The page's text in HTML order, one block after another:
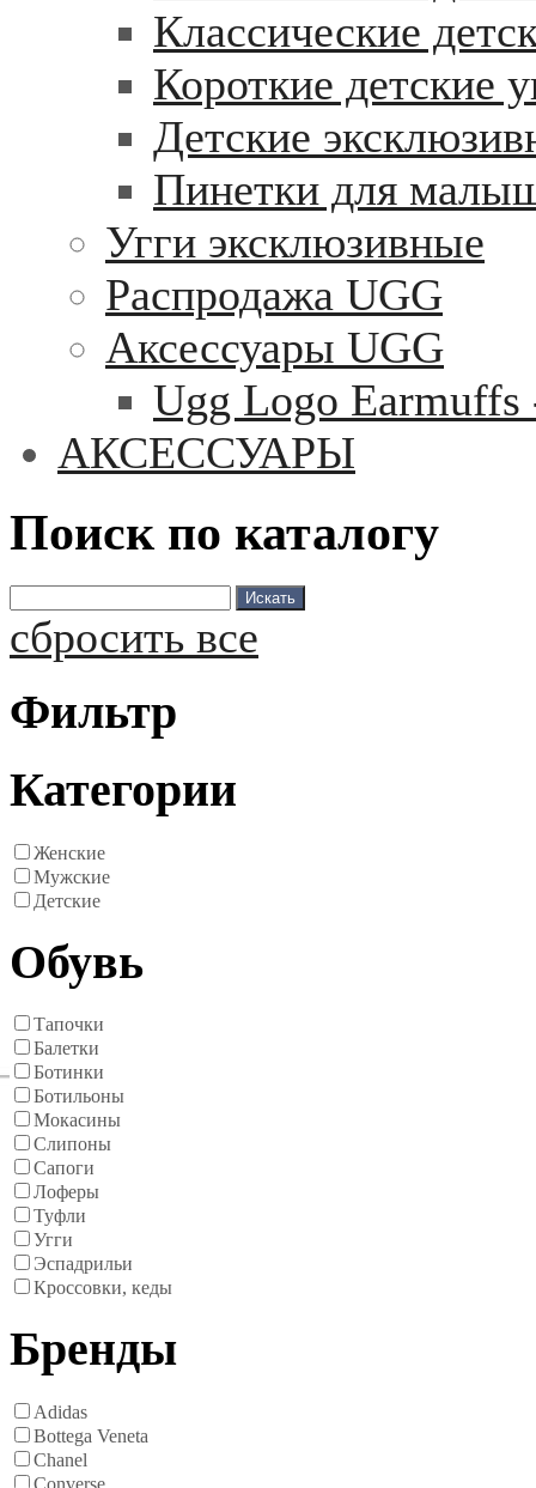
Классические
Короткие детские
Детские
Пинетки для
Угги эксклюзивные
Распродажа UGG
Аксессуары UGG
Ugg Logo
АКСЕССУАРЫ
Поиск по каталогу
сбросить все
Фильтр
Категории
Женские
Мужские
Детские
Обувь
Тапочки
Балетки
Ботинки
Ботильоны
Мокасины
Слипоны
Сапоги
Лоферы
Туфли
Угги
Эспадрильи
Кроссовки, кеды
Бренды
Adidas
Bottega Veneta
Chanel
Converse